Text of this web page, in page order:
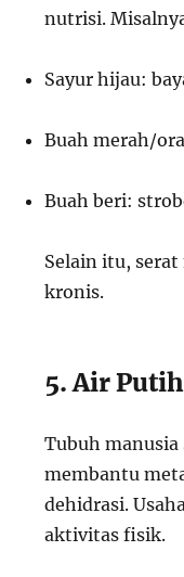
nutrisi.
Sayur hijau:
Buah merah/
Buah beri:
Selain itu,
kronis.
5. Air Putih
Tubuh
membantu
dehidrasi.
aktivitas fisik.